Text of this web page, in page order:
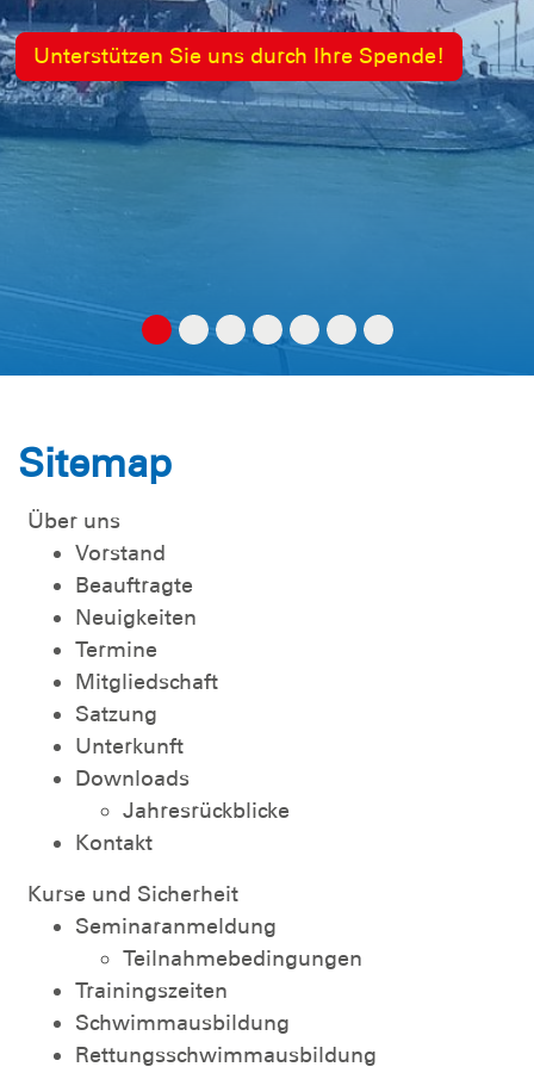
Unterstützen Sie uns durch Ihre Spende!
Sitemap
Über uns
Vorstand
Beauftragte
Neuigkeiten
Termine
Mitgliedschaft
Satzung
Unterkunft
Downloads
Jahresrückblicke
Kontakt
Kurse und Sicherheit
Seminaranmeldung
Teilnahmebedingungen
Trainingszeiten
Schwimmausbildung
Rettungsschwimmausbildung